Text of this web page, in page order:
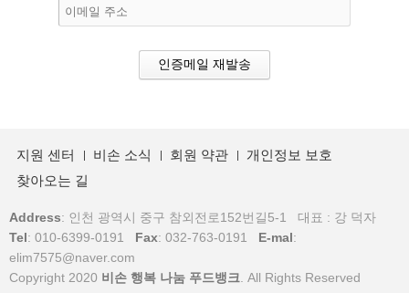
지원 센터 비손 소식 회원 약관
개인정보 보호
찾아오는 길
Address: 인천 광역시 중구 참외전로152번길5-1 대표 : 강 덕자
Tel: 010-6399-0191 Fax: 032-763-0191 E-mal:
elim7575@naver.com
Copyright 2020 비손 행복 나눔 푸드뱅크 . All Rights Reserved